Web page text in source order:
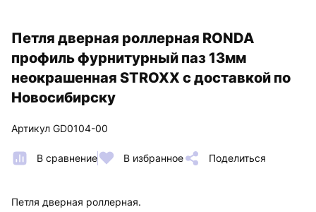
Петля дверная роллерная RONDA
профиль фурнитурный паз 13мм
неокрашенная STROXX с доставкой по
Новосибирску
Артикул GD0104-00
В сравнение В избранное Поделиться
Петля дверная роллерная.